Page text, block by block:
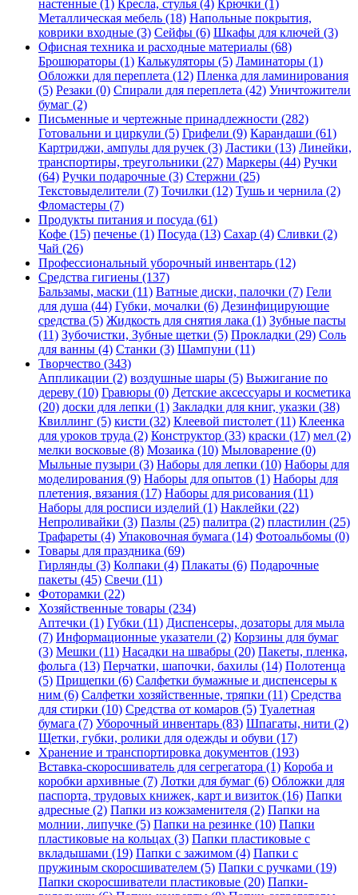
настенные (1) Кресла, стулья (4) Крючки (1)
Металлическая мебель (18) Напольные покрытия,
коврики входные (3) Сейфы (6) Шкафы для ключей (3)
Офисная техника и расходные материалы (68)
Брошюраторы (1) Калькуляторы (5) Ламинаторы (1)
Обложки для переплета (12) Пленка для ламинирования
(5) Резаки (0) Спирали для переплета (42) Уничтожители
бумаг (2)
Письменные и чертежные принадлежности (282)
Готовальни и циркули (5) Грифели (9) Карандаши (61)
Картриджи, ампулы для ручек (3) Ластики (13) Линейки,
транспортиры, треугольники (27) Маркеры (44) Ручки
(64) Ручки подарочные (3) Стержни (25)
Текстовыделители (7) Точилки (12) Тушь и чернила (2)
Фломастеры (7)
Продукты питания и посуда (61)
Кофе (15) печенье (1) Посуда (13) Сахар (4) Сливки (2)
Чай (26)
Профессиональный уборочный инвентарь (12)
Средства гигиены (137)
Бальзамы, маски (11) Ватные диски, палочки (7) Гели
для душа (44) Губки, мочалки (6) Дезинфицирующие
средства (5) Жидкость для снятия лака (1) Зубные пасты
(11) Зубочистки, Зубные щетки (5) Прокладки (29) Соль
для ванны (4) Станки (3) Шампуни (11)
Творчество (343)
Аппликации (2) воздушные шары (5) Выжигание по
дереву (10) Гравюры (0) Детские аксессуары и косметика
(20) доски для лепки (1) Закладки для книг, указки (38)
Квиллинг (5) кисти (32) Клеевой пистолет (11) Клеенка
для уроков труда (2) Конструктор (33) краски (17) мел (2)
мелки восковые (8) Мозаика (10) Мыловарение (0)
Мыльные пузыри (3) Наборы для лепки (10) Наборы для
моделирования (9) Наборы для опытов (1) Наборы для
плетения, вязания (17) Наборы для рисования (11)
Наборы для росписи изделий (1) Наклейки (22)
Непроливайки (3) Пазлы (25) палитра (2) пластилин (25)
Трафареты (4) Упаковочная бумага (14) Фотоальбомы (0)
Товары для праздника (69)
Гирлянды (3) Колпаки (4) Плакаты (6) Подарочные
пакеты (45) Свечи (11)
Фоторамки (22)
Хозяйственные товары (234)
Аптечки (1) Губки (11) Диспенсеры, дозаторы для мыла
(7) Информационные указатели (2) Корзины для бумаг
(3) Мешки (11) Насадки на швабры (20) Пакеты, пленка,
фольга (13) Перчатки, шапочки, бахилы (14) Полотенца
(5) Прищепки (6) Салфетки бумажные и диспенсеры к
ним (6) Салфетки хозяйственные, тряпки (11) Средства
для стирки (10) Средства от комаров (5) Туалетная
бумага (7) Уборочный инвентарь (83) Шпагаты, нити (2)
Щетки, губки, ролики для одежды и обуви (17)
Хранение и транспортировка документов (193)
Вставка-скоросшиватель для сегрегатора (1) Короба и
коробки архивные (7) Лотки для бумаг (6) Обложки для
паспорта, трудовых книжек, карт и визиток (16) Папки
адресные (2) Папки из кожзаменителя (2) Папки на
молнии, липучке (5) Папки на резинке (10) Папки
пластиковые на кольцах (3) Папки пластиковые с
вкладышами (19) Папки с зажимом (4) Папки с
пружиным скоросшивателем (5) Папки с ручками (19)
Папки скоросшиватели пластиковые (20) Папки-